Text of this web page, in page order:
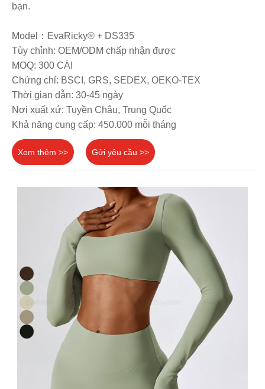
bạn.
Model：EvaRicky® + DS335
Tùy chỉnh: OEM/ODM chấp nhận được
MOQ: 300 CÁI
Chứng chỉ: BSCI, GRS, SEDEX, OEKO-TEX
Thời gian dẫn: 30-45 ngày
Nơi xuất xứ: Tuyền Châu, Trung Quốc
Khả năng cung cấp: 450.000 mỗi tháng
Xem thêm >> Gửi yêu cầu >>